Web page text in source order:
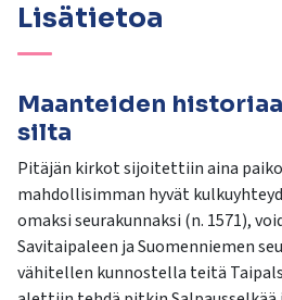
Lisätietoa
Maanteiden
silta
Pitäjän kirkot sijoitettiin aina
mahdollisimman hyvät
omaksi seurakunnaksi (n. 1571),
Savitaipaleen ja Suomenniemen
vähitellen kunnostella teitä